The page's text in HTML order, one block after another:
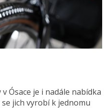
Ósace je i nadále nabídka
jich vyrobí k jednomu